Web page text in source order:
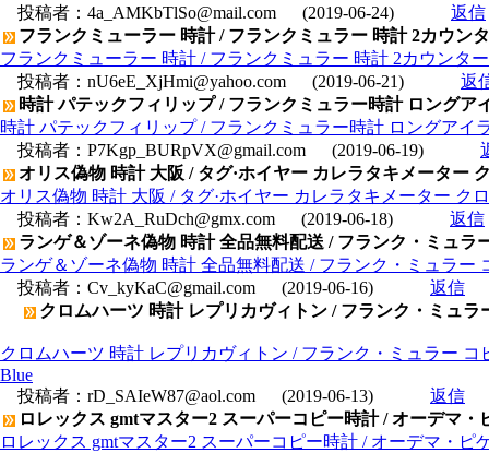
投稿者： 4a_AMKbTlSo@mail.com (2019-06-24)
返信
フランクミューラー 時計 / フランクミュラー 時計 2カウン
フランクミューラー 時計 / フランクミュラー 時計 2カウンタ
投稿者： nU6eE_XjHmi@yahoo.com (2019-06-21)
返
時計 パテックフィリップ / フランクミュラー時計 ロング
時計 パテックフィリップ / フランクミュラー時計 ロングアイ
投稿者： P7Kgp_BURpVX@gmail.com (2019-06-19)
オリス偽物 時計 大阪 / タグ·ホイヤー カレラタキメーター
オリス偽物 時計 大阪 / タグ·ホイヤー カレラタキメーター ク
投稿者： Kw2A_RuDch@gmx.com (2019-06-18)
返信
ランゲ＆ゾーネ偽物 時計 全品無料配送 / フランク・ミュ
ランゲ＆ゾーネ偽物 時計 全品無料配送 / フランク・ミュラー
投稿者： Cv_kyKaC@gmail.com (2019-06-16)
返信
クロムハーツ 時計 レプリカヴィトン / フランク・ミュ
クロムハーツ 時計 レプリカヴィトン / フランク・ミュラー
Blue
投稿者： rD_SAIeW87@aol.com (2019-06-13)
返信
ロレックス gmtマスター2 スーパーコピー時計 / オーデマ・
ロレックス gmtマスター2 スーパーコピー時計 / オーデマ・ピ